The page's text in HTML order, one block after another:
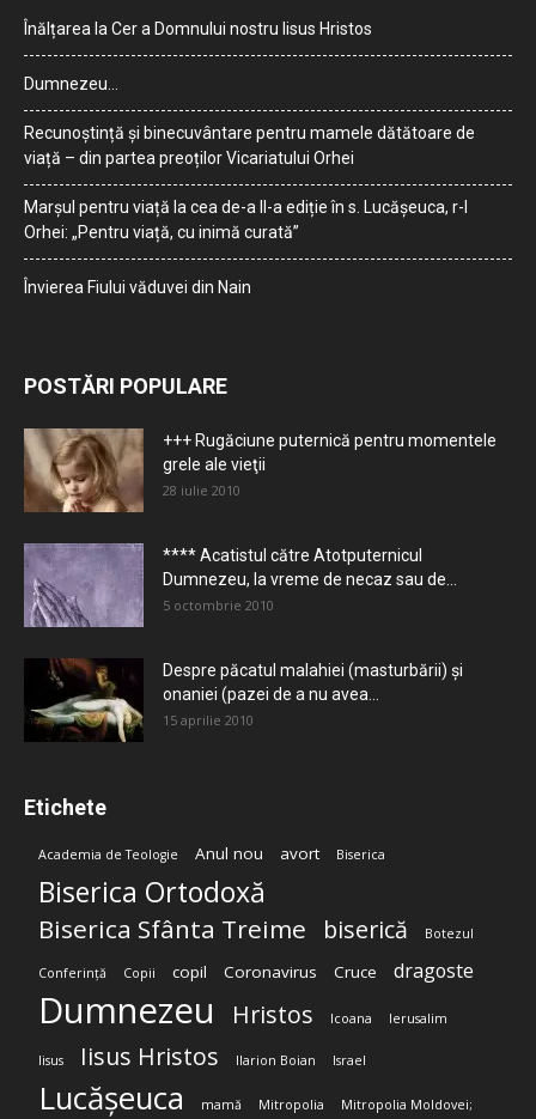
Înălțarea la Cer a Domnului nostru Iisus Hristos
Dumnezeu…
Recunoștință și binecuvântare pentru mamele dătătoare de
viață – din partea preoților Vicariatului Orhei
Marșul pentru viață la cea de-a II-a ediție în s. Lucășeuca, r-l
Orhei: „Pentru viață, cu inimă curată”
Învierea Fiului văduvei din Nain
POSTĂRI POPULARE
+++ Rugăciune puternică pentru momentele
grele ale vieţii
28 iulie 2010
**** Acatistul către Atotputernicul
Dumnezeu, la vreme de necaz sau de...
5 octombrie 2010
Despre păcatul malahiei (masturbării) şi
onaniei (pazei de a nu avea...
15 aprilie 2010
Etichete
Academia de Teologie Anul nou avort Biserica
Biserica Ortodoxă
Biserica Sfânta Treime biserică Botezul
Conferință Copii copil Coronavirus Cruce dragoste
Dumnezeu Hristos Icoana Ierusalim
Iisus Iisus Hristos Ilarion Boian Israel
Lucășeuca mamă Mitropolia Mitropolia Moldovei;